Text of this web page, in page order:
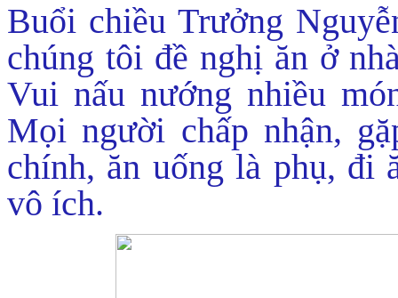
Buổi chiều Trưởng
chúng tôi đề nghị ăn ở
Vui nấu nướng nhiều
Mọi người chấp nhận,
chính, ăn uống là phụ, đi
vô ích.